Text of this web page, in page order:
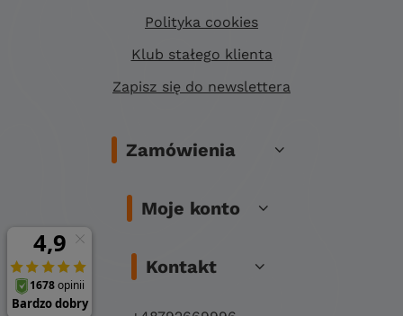
Polityka cookies
Klub stałego klienta
Zapisz się do newslettera
Zamówienia
Moje konto
Kontakt